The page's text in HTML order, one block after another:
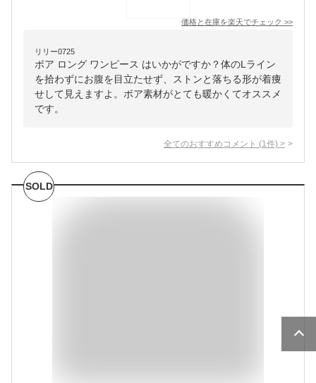
価格と在庫を楽天でチェック >>
リリー0725
ボア ロング ワンピース はいかがですか？体のLライン
を拾わずにお腹を目立たせず、ストンと落ちる形が着痩
せして見えますよ。ボア素材がとても暖かくてオススメ
です。
全てのおすすめコメント (1 件) >
SOLD